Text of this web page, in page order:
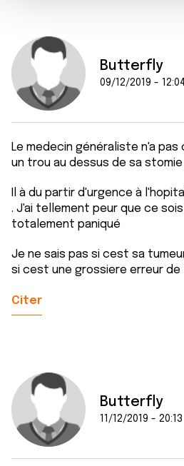
notre site avec nos partenaires
publicité et d'analyse, qui
avec d'autres informations que
ou qu'ils ont collectées lors de
services.
Butterfly
09/12/2019 -
Le medecin généraliste n'a pas
un trou au dessus de sa stomie
Il à du partir d'urgence à
. J'ai tellement peur que ce
totalement paniqué
Je ne sais pas si cest sa
si cest une grossiere erreur de
Citer
Butterfly
11/12/2019 - 20:13